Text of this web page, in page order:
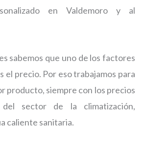
en Valdemoro y al
sabemos que uno de los factores
el precio. Por eso trabajamos para
producto, siempre con los precios
del sector de la climatización,
caliente sanitaria.